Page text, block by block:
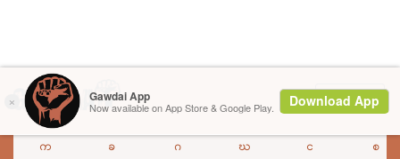
Menu
က ခ ဂ ဃ င
စ